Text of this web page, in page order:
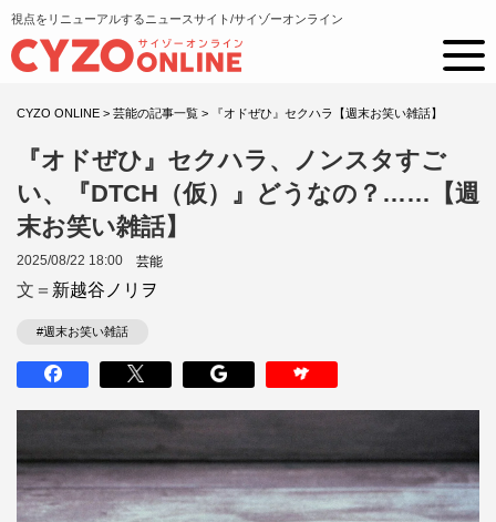
視点をリニューアルするニュースサイト/サイゾーオンライン
CYZO ONLINE > 芸能の記事一覧 > 『オドぜひ』セクハラ【週末お笑い雑話】
『オドぜひ』セクハラ、ノンスタすご
い、『DTCH（仮）』どうなの？……【週
末お笑い雑話】
2025/08/22 18:00 芸能
文＝ 新越谷ノリヲ
#週末お笑い雑話